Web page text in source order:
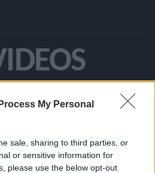
My Personal
sale, sharing to third parties, or
or sensitive information for
please use the below opt-out
PROMO